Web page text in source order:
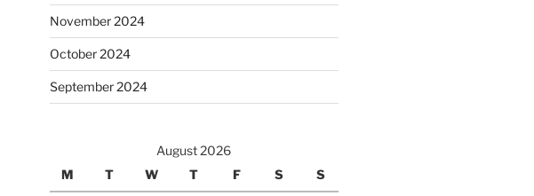
November 2024
October 2024
September 2024
August 2026
M
T W T F S S